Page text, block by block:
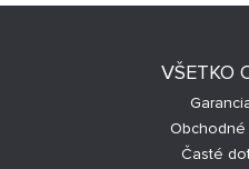
VŠETKO
Časté